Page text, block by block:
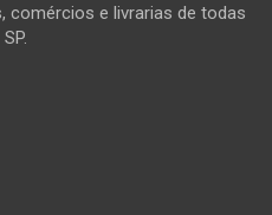
comércios e livrarias de todas